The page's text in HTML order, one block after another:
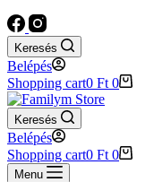
Keresés
Belépés
Shopping cart0 Ft 0
Keresés
Belépés
Shopping cart0 Ft 0
Menu